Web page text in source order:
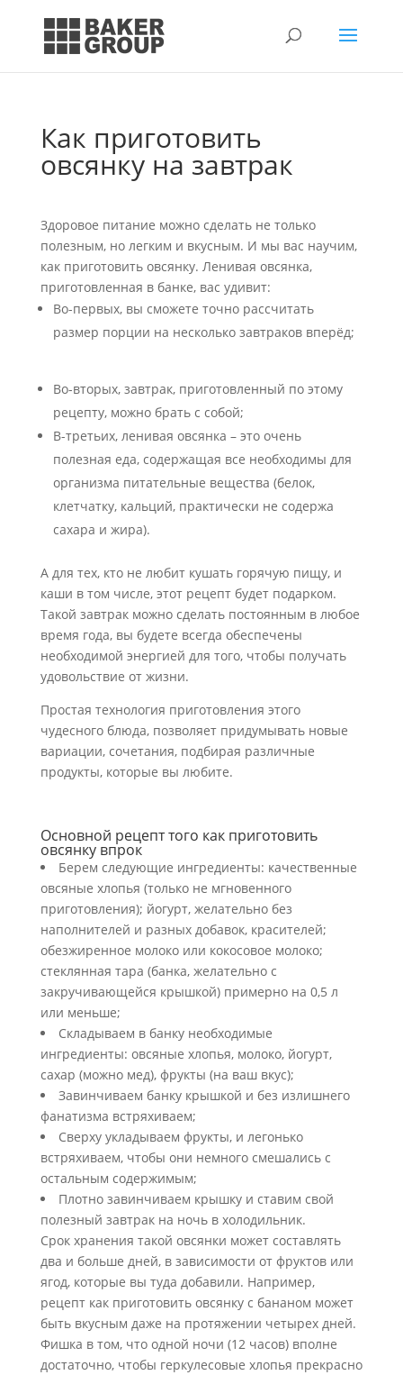
Как приготовить
овсянку на завтрак
Здоровое питание можно сделать не только
полезным, но легким и вкусным. И мы вас научим,
как приготовить овсянку. Ленивая овсянка,
приготовленная в банке, вас удивит:
Во-первых, вы сможете точно рассчитать
размер порции на несколько завтраков вперёд;
Во-вторых, завтрак, приготовленный по этому
рецепту, можно брать с собой;
В-третьих, ленивая овсянка – это очень
полезная еда, содержащая все необходимы для
организма питательные вещества (белок,
клетчатку, кальций, практически не содержа
сахара и жира).
А для тех, кто не любит кушать горячую пищу, и
каши в том числе, этот рецепт будет подарком.
Такой завтрак можно сделать постоянным в любое
время года, вы будете всегда обеспечены
необходимой энергией для того, чтобы получать
удовольствие от жизни.
Простая технология приготовления этого
чудесного блюда, позволяет придумывать новые
вариации, сочетания, подбирая различные
продукты, которые вы любите.
Основной рецепт того как приготовить
овсянку впрок
Берем следующие ингредиенты: качественные
овсяные хлопья (только не мгновенного
приготовления); йогурт, желательно без
наполнителей и разных добавок, красителей;
обезжиренное молоко или кокосовое молоко;
стеклянная тара (банка, желательно с
закручивающейся крышкой) примерно на 0,5 л
или меньше;
Складываем в банку необходимые
ингредиенты: овсяные хлопья, молоко, йогурт,
сахар (можно мед), фрукты (на ваш вкус);
Завинчиваем банку крышкой и без излишнего
фанатизма встряхиваем;
Сверху укладываем фрукты, и легонько
встряхиваем, чтобы они немного смешались с
остальным содержимым;
Плотно завинчиваем крышку и ставим свой
полезный завтрак на ночь в холодильник.
Срок хранения такой овсянки может составлять
два и больше дней, в зависимости от фруктов или
ягод, которые вы туда добавили. Например,
рецепт как приготовить овсянку с бананом может
быть вкусным даже на протяжении четырех дней.
Фишка в том, что одной ночи (12 часов) вполне
достаточно, чтобы геркулесовые хлопья прекрасно